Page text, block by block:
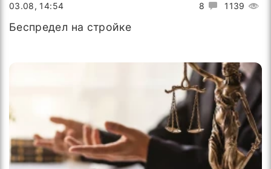
8 1139
03.08, 14:54
Беспредел на стройке